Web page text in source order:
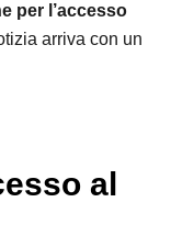
per l’accesso
arriva con un
al